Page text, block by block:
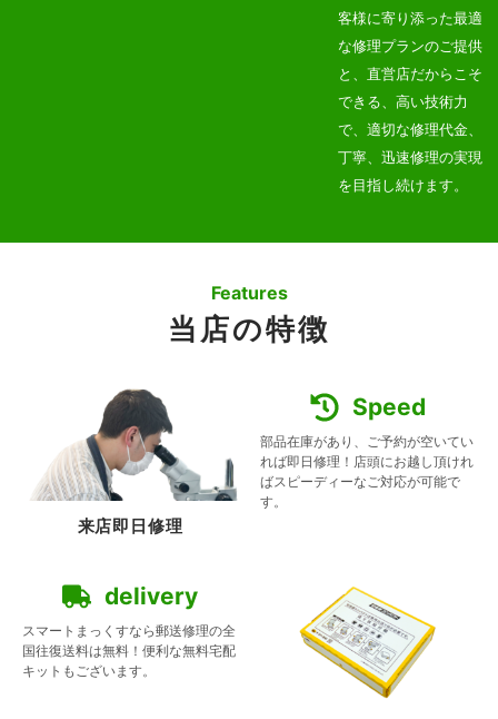
客様に寄り添った最適
な修理プランのご提供
と、直営店だからこそ
できる、高い技術力
で、適切な修理代金、
丁寧、迅速修理の実現
を目指し続けます。
Features
当店の特徴
来店即日修理
Speed
部品在庫があり、ご予約が空いてい
れば即日修理！店頭にお越し頂けれ
ばスピーディーなご対応が可能で
す。
delivery
スマートまっくすなら郵送修理の全
国往復送料は無料！便利な無料宅配
キットもございます。